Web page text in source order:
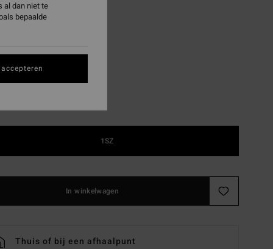
SALE EXTRA 25%
1SZ
In winkelwagen
Thuis of bij een afhaalpunt
al dan niet te
bepaalde